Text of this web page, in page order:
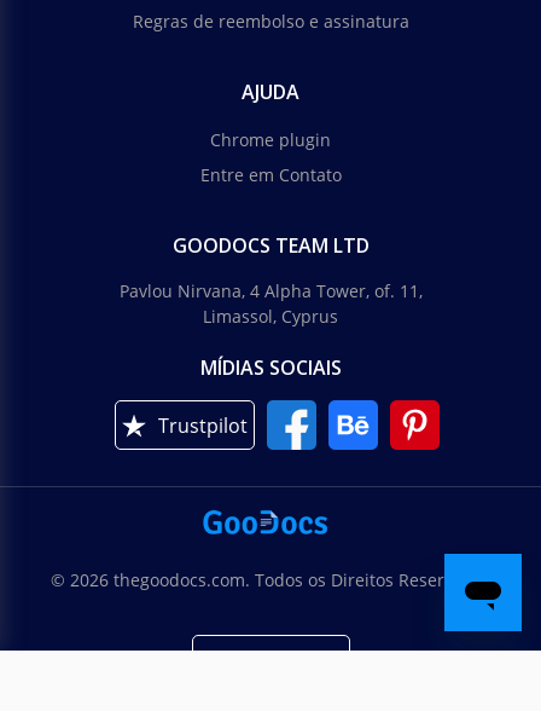
Regras de reembolso e assinatura
AJUDA
Chrome plugin
Entre em Contato
GOODOCS TEAM LTD
Pavlou Nirvana, 4 Alpha Tower, of. 11,
Limassol, Cyprus
MÍDIAS SOCIAIS
Trustpilot
© 2026 thegoodocs.com. Todos os Direitos Reservados
Português